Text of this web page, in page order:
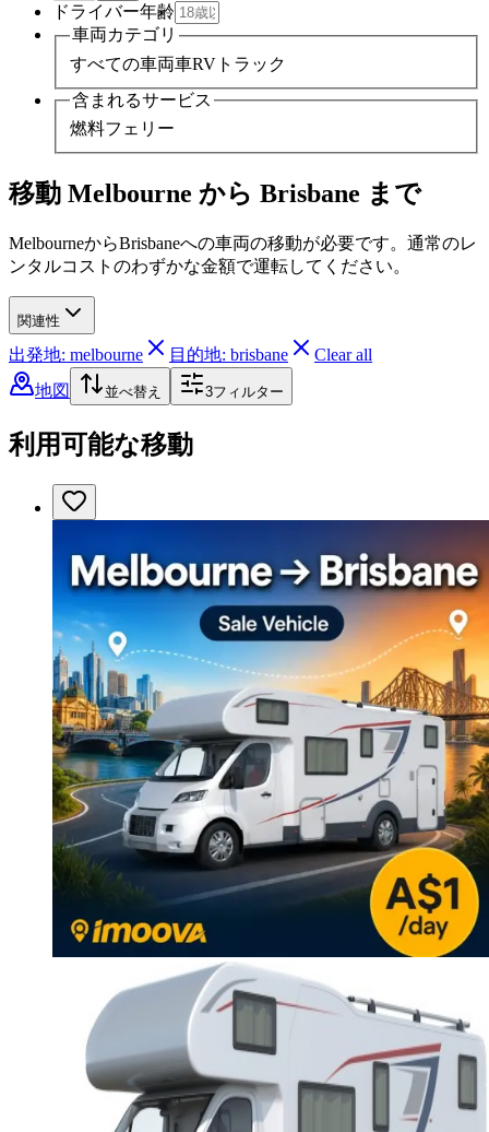
ドライバー年齢
車両カテゴリ
すべての車両車RV トラック
含まれるサービス
燃料フェリー
移動 Melbourne から Brisbane まで
MelbourneからBrisbaneへの車両の移動が必要です。通常のレ
ンタルコストのわずかな金額で運転してください。
関連性
出発地: melbourne 目的地: brisbane
Clear all
地図
並べ替え 3フィルター
利用可能な移動